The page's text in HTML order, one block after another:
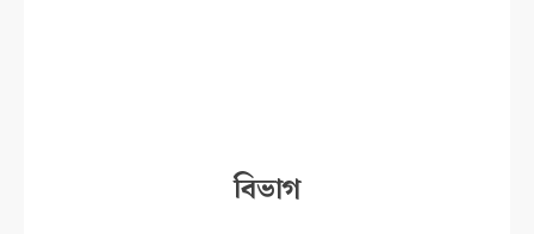
বিভাগ